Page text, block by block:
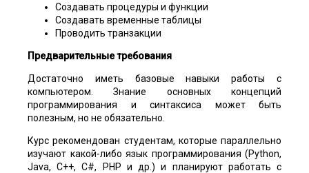
Создавать процедуры и функции
Создавать временные таблицы
Проводить транзакции
Предварительные требования
Достаточно иметь базовые навыки работы с
компьютером. Знание основных концепций
программирования и синтаксиса может быть
полезным, но не обязательно.
Курс рекомендован студентам, которые параллельно
изучают какой-либо язык программирования (Python,
Java, C++, C#, PHP и др.) и планируют работать с